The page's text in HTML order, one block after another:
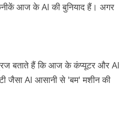
आज के AI की बुनियाद हैं। अगर
बताते हैं कि आज के कंप्यूटर और AI
जैसा AI आसानी से 'बम' मशीन की